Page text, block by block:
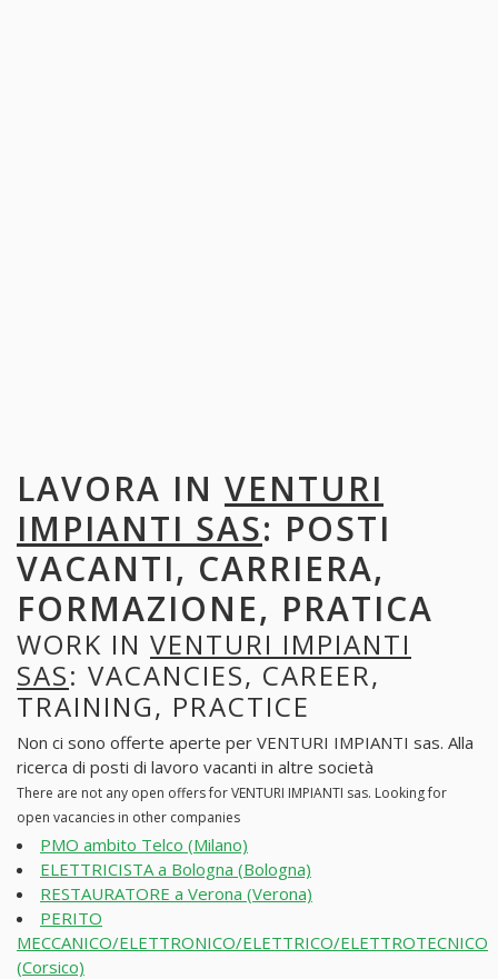
LAVORA IN VENTURI
IMPIANTI SAS: POSTI
VACANTI, CARRIERA,
FORMAZIONE, PRATICA
WORK IN VENTURI IMPIANTI
SAS: VACANCIES, CAREER,
TRAINING, PRACTICE
Non ci sono offerte aperte per VENTURI IMPIANTI sas. Alla
ricerca di posti di lavoro vacanti in altre società
There are not any open offers for VENTURI IMPIANTI sas. Looking for
open vacancies in other companies
PMO ambito Telco (Milano)
ELETTRICISTA a Bologna (Bologna)
RESTAURATORE a Verona (Verona)
PERITO
MECCANICO/ELETTRONICO/ELETTRICO/ELETTROTECNICO
(Corsico)